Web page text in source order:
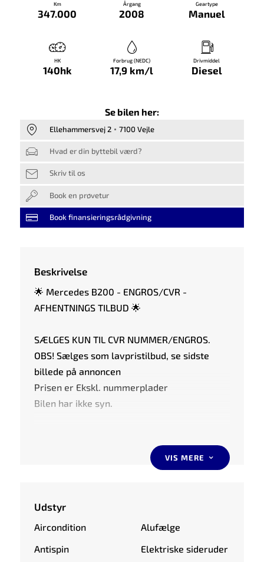
Km
347.000
Årgang
2008
Geartype
Manuel
HK
140hk
Forbrug (NEDC)
17,9 km/l
Drivmiddel
Diesel
Se bilen her:
Ellehammersvej 2 7100 Vejle
Hvad er din byttebil værd?
Skriv til os
Book en prøvetur
Book finansieringsrådgivning
Beskrivelse
🌟 Mercedes B200 - ENGROS/CVR -
AFHENTNINGS TILBUD 🌟
SÆLGES KUN TIL CVR NUMMER/ENGROS.
OBS! Sælges som lavpristilbud, se sidste
billede på annoncen
Prisen er Ekskl. nummerplader
Bilen har ikke syn.
☑️ Træk (1.500 kg)
☑️ El-Ruder
☑️ El-Spejle
VIS MERE 3
Udstyr
Aircondition
Alufælge
Antispin
Elektriske sideruder